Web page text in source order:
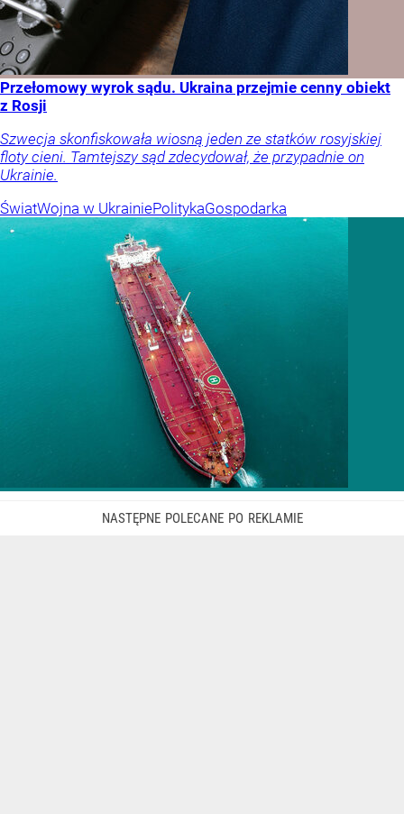
Przełomowy wyrok sądu. Ukraina przejmie cenny obiekt
z Rosji
Szwecja skonfiskowała wiosną jeden ze statków rosyjskiej
floty cieni. Tamtejszy sąd zdecydował, że przypadnie on
Ukrainie.
ŚwiatWojna w UkrainiePolitykaGospodarka